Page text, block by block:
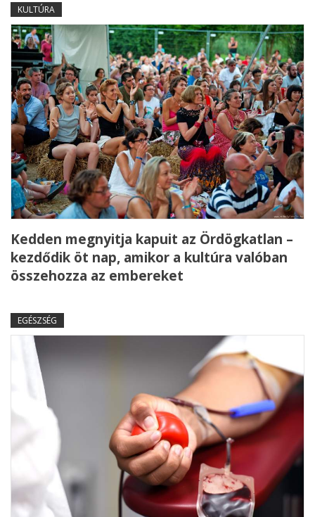
KULTÚRA
Kedden megnyitja kapuit az Ördögkatlan –
kezdődik öt nap, amikor a kultúra valóban
összehozza az embereket
EGÉSZSÉG